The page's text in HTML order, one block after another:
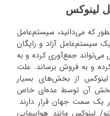
لینوکس
که می‌دانید، سیستم‌عامل
سیستم‌عامل آزاد و رایگان
جمع‌آوری کرده و به
و به فروش برساند. علت
از بخش‌های بسیار
آن توسط عده‌ای خاص
یک سمت جهان قرار دارند.
لینوکس مانند هواپیمایی